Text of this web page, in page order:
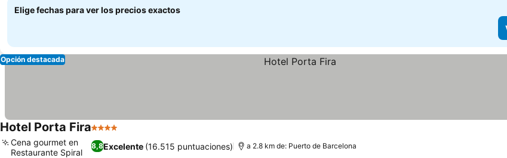
Elige fechas para ver los precios exactos
Opción destacada
Hotel Porta Fira4 Estrellas
8,8Excelente (16.515 puntuaciones)
Cena gourmet en
Restaurante Spiral
a 2.8 km de: Puerto de Barcelona